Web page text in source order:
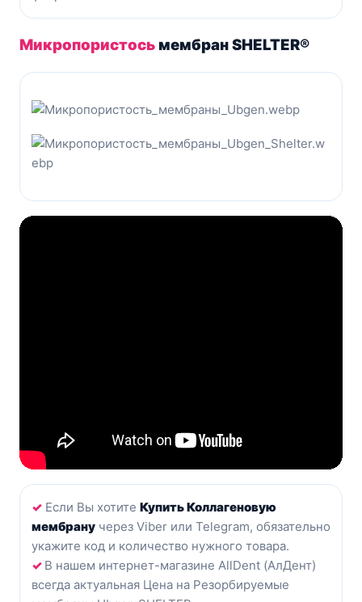
Микропористось мембран SHELTER®
✓ Eсли Вы хотите Купить Коллагеновую
мембрану через Viber или Telegram, обязательно
укажите код и количество нужного товара.
✓ В нашем интернет-магазине AllDent (АлДент)
всегда актуальная Цена на Резорбируемые